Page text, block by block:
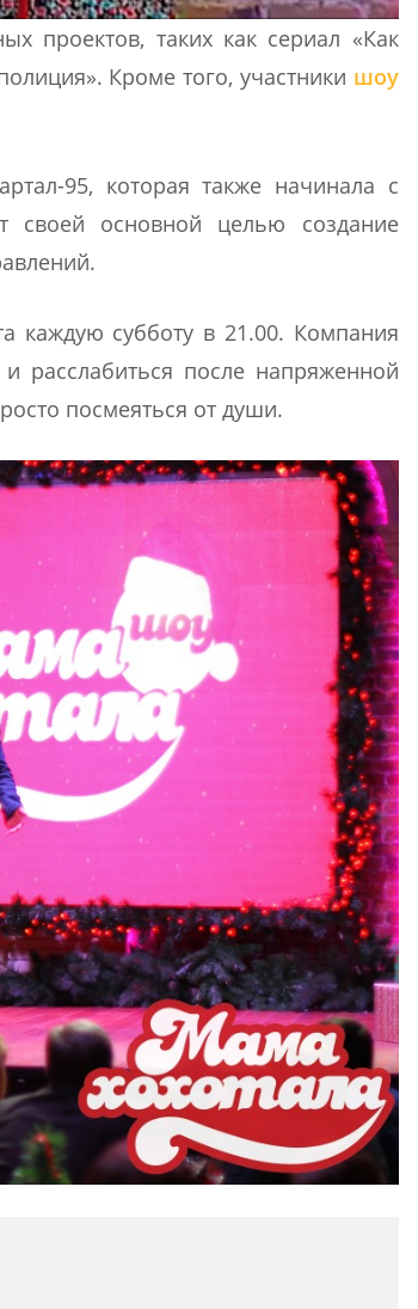
проектов, таких как сериал «Как
Кроме того, участники шоу
95, которая также начинала с
своей основной целью создание
каждую субботу в 21.00. Компания
расслабиться после напряженной
посмеяться от души.